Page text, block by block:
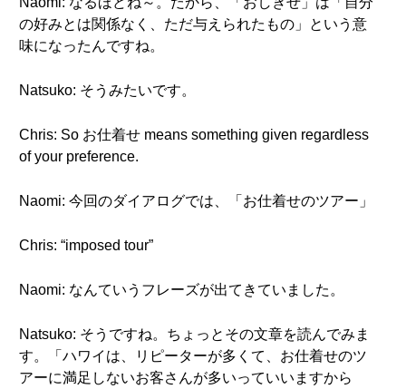
の好みとは関係なく、ただ与えられたもの」という意
味になったんですね。
Natsuko: そうみたいです。
Chris: So お仕着せ means something given regardless
of your preference.
Naomi: 今回のダイアログでは、「お仕着せのツアー」
Chris: “imposed tour”
Naomi: なんていうフレーズが出てきていました。
Natsuko: そうですね。ちょっとその文章を読んでみま
す。「ハワイは、リピーターが多くて、お仕着せのツ
アーに満足しないお客さんが多いっていいますから